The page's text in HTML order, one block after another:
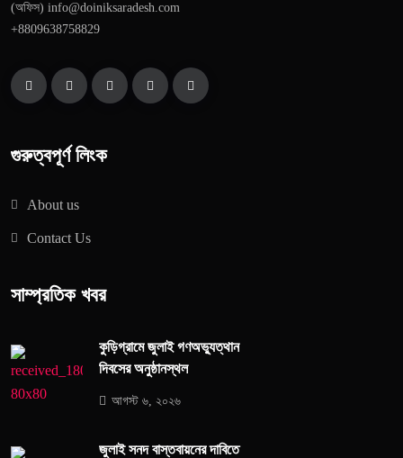
(অফিস) info@doiniksaradesh.com
+8809638758829
গুরুত্বপূর্ণ লিংক
About us
Contact Us
সাম্প্রতিক খবর
কুড়িগ্রামে জুলাই গণঅভ্যুত্থান
দিবসের অনুষ্ঠানস্থল
আগস্ট ৬, ২০২৬
জুলাই সনদ বাস্তবায়নের দাবিতে